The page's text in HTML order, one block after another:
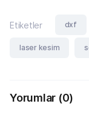
Etiketler dxf
laser kesim
Yorumlar (0)